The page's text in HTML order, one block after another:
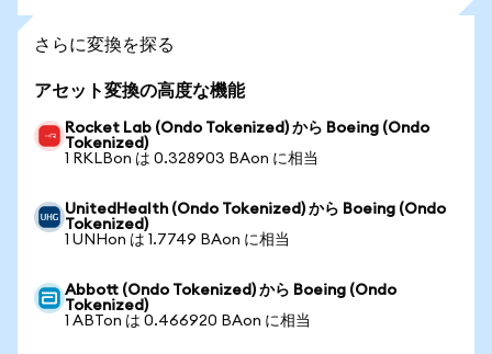
さらに変換を探る
アセット変換の高度な機能
Rocket Lab (Ondo Tokenized) から Boeing (Ondo
Tokenized)
1 RKLBon は 0.328903 BAon に相当
UnitedHealth (Ondo Tokenized) から Boeing (Ondo
Tokenized)
1 UNHon は 1.7749 BAon に相当
Abbott (Ondo Tokenized) から Boeing (Ondo
Tokenized)
1 ABTon は 0.466920 BAon に相当